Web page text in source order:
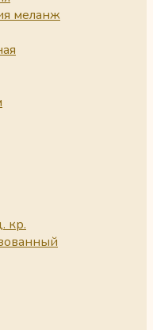
меланж
кр.